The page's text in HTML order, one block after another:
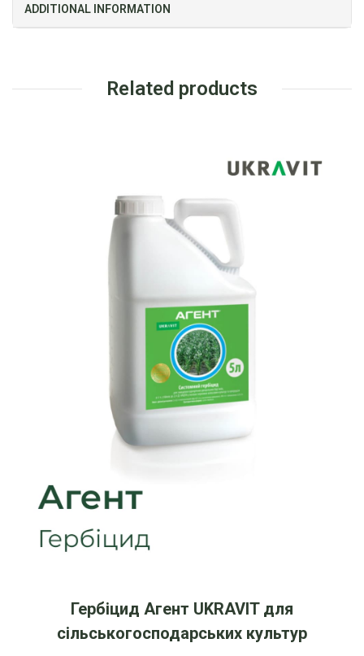
ADDITIONAL INFORMATION
Related products
Гербіцид Агент UKRAVIT для
сільськогосподарських культур